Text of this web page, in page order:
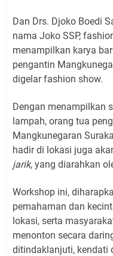
Dan Drs. Djoko Boedi
nama Joko SSP,
menampilkan karya
pengantin
digelar fashion show.
Dengan menampilkan
lampah, orang tua
Mangkunegaran
hadir di lokasi juga
jarik, yang diarahkan
Workshop ini,
pemahaman dan
lokasi, serta
menonton secara
ditindaklanjuti, kendati